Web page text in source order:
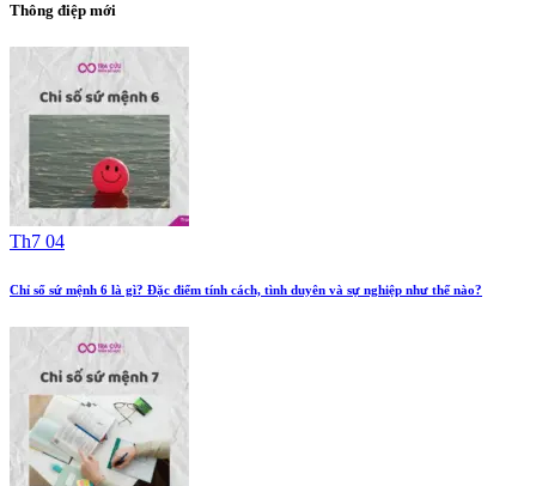
Thông điệp mới
Th7 04
Chỉ số sứ mệnh 6 là gì? Đặc điểm tính cách, tình duyên và sự nghiệp như thế nào?